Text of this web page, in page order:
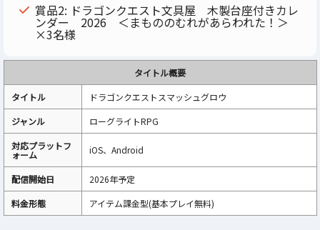
賞品2: ドラゴンクエスト文具屋 木製台座付きカレ
ンダー 2026 ＜まもののむれがあらわれた！＞
×3名様
タイトル概要
タイトル
ドラゴンクエストスマッシュグロウ
ジャンル
ローグライトRPG
対応プラットフ
ォーム iOS、Android
配信開始日
2026年予定
料金形態
アイテム課金型(基本プレイ無料)